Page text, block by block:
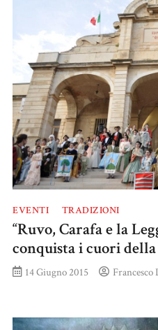
EVENTI TRADIZIONI
“Ruvo, Carafa e la
conquista i cuori
14 Giugno 2015 Francesco